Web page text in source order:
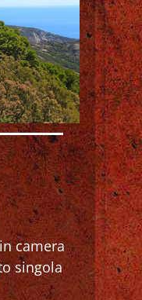
camera
singola